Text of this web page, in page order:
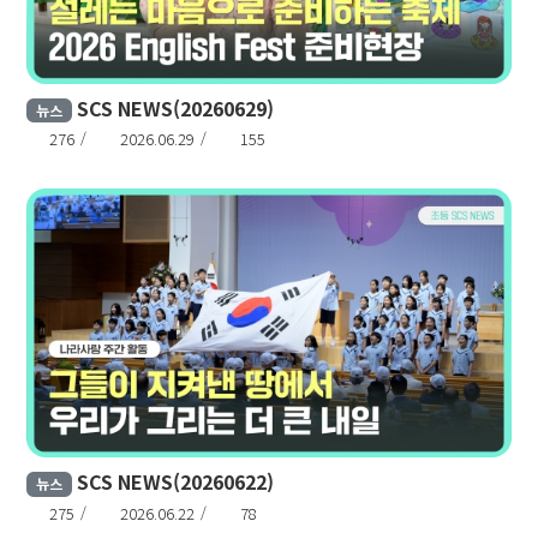
뉴스 SCS NEWS(20260629)
276 2026.06.29 155
뉴스 SCS NEWS(20260622)
275 2026.06.22 78